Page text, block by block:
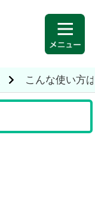
こんな使い方